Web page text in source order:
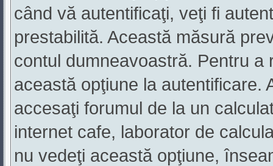
când vă autentificaţi, veţi fi
prestabilită. Această măsură
contul dumneavoastră. Pentru a
această opţiune la autentificare.
accesaţi forumul de la un
internet cafe, laborator de
nu vedeţi această opţiune,